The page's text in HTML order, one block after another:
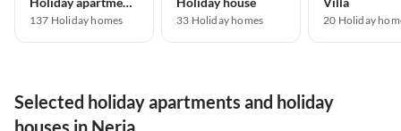
137 Holiday homes 33 Holiday homes 20 Holiday
Selected holiday apartments and holiday
houses in Nerja